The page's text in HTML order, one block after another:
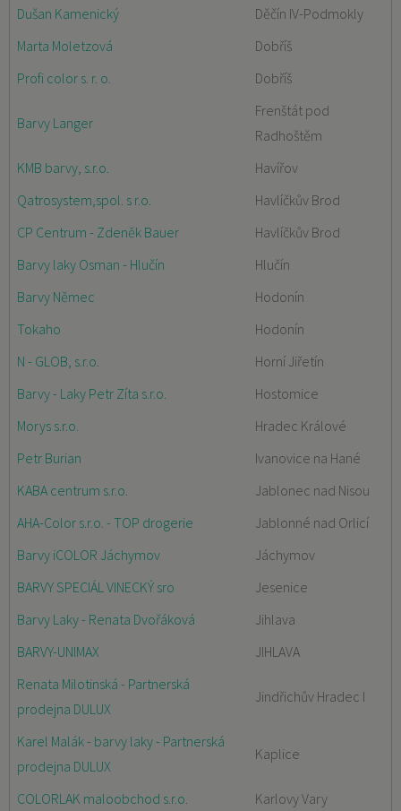
Dušan Kamenický
Děčín IV-Podmokly
Marta Moletzová
Dobříš
Profi color s. r. o.
Dobříš
Barvy Langer
Frenštát pod
Radhoštěm
KMB barvy, s.r.o.
Havířov
Qatrosystem,spol. s r.o.
Havlíčkův Brod
CP Centrum - Zdeněk Bauer
Havlíčkův Brod
Barvy laky Osman - Hlučín
Hlučín
Barvy Němec
Hodonín
Tokaho
Hodonín
N - GLOB, s.r.o.
Horní Jiřetín
Barvy - Laky Petr Zíta s.r.o.
Hostomice
Morys s.r.o.
Hradec Králové
Petr Burian
Ivanovice na Hané
KABA centrum s.r.o.
Jablonec nad Nisou
AHA-Color s.r.o. - TOP drogerie
Jablonné nad Orlicí
Barvy iCOLOR Jáchymov
Jáchymov
BARVY SPECIÁL VINECKÝ sro
Jesenice
Barvy Laky - Renata Dvořáková
Jihlava
BARVY-UNIMAX
JIHLAVA
Renata Milotinská - Partnerská
prodejna DULUX
Jindřichův Hradec I
Karel Malák - barvy laky - Partnerská
prodejna DULUX
Kaplice
COLORLAK maloobchod s.r.o.
Karlovy Vary